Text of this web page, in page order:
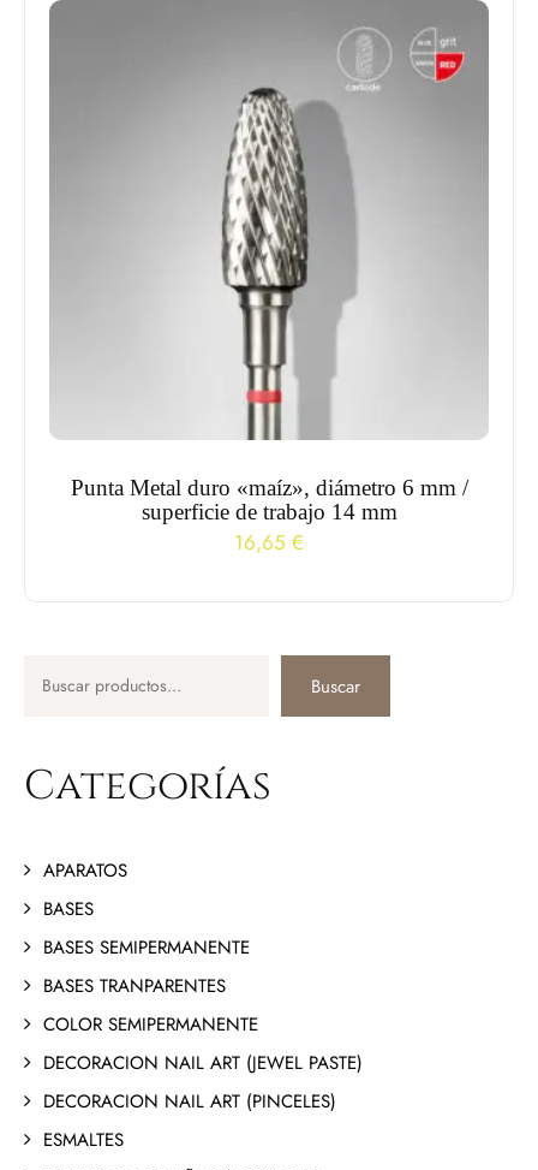
Punta Metal duro «maíz», diámetro 6 mm /
superficie de trabajo 14 mm
16,65 €
Buscar
Categorías
APARATOS
BASES
BASES SEMIPERMANENTE
BASES TRANPARENTES
COLOR SEMIPERMANENTE
DECORACION NAIL ART (JEWEL PASTE)
DECORACION NAIL ART (PINCELES)
ESMALTES